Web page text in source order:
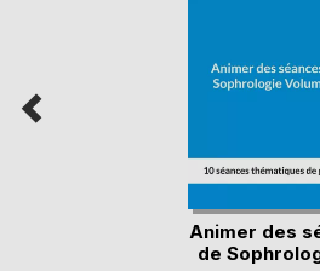
Animer des
de